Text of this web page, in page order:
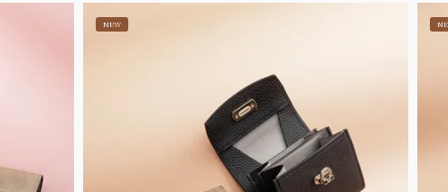
NEW